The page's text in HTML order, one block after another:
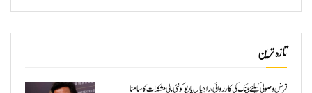
تازہ ترین
قرض وصولی کیلئے بینک کی کارروائی، راجپال یادیو کو نئی مالی مشکلات کا سامنا